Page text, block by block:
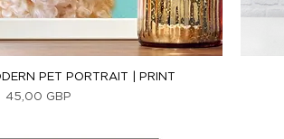
rápida
PET PORTRAIT | PRINT
Precio
45,00 GBP